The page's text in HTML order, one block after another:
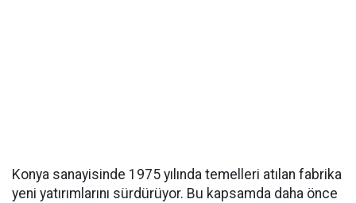
Konya sanayisinde 1975 yılında temelleri atılan fabrika
yeni yatırımlarını sürdürüyor. Bu kapsamda daha önce